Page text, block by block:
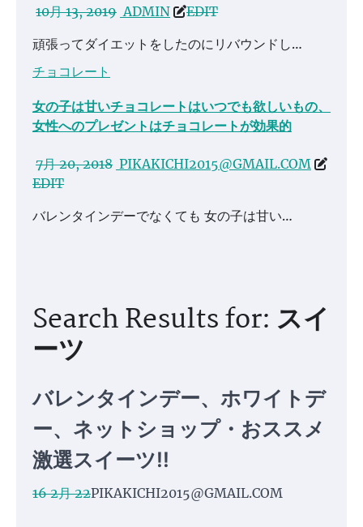
10月 13, 2019 ADMIN
EDIT
頑張ってダイエットをしたのにリバウンドし…
チョコレート
女の子は甘いチョコレートはいつでも欲しいもの、
女性へのプレゼントはチョコレートが効果的
7月 20, 2018 PIKAKICHI2015@GMAIL.COM
EDIT
バレンタインデーでなくても 女の子は甘い…
Search Results for: スイ
ーツ
バレンタインデー、ホワイトデ
ー、ネットショップ・おススメ
激選スイーツ!!
16 2月 22PIKAKICHI2015@GMAIL.COM